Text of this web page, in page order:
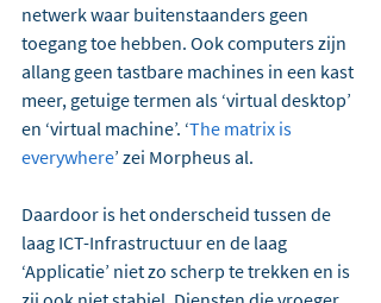
netwerk waar buitenstaanders geen
toegang toe hebben. Ook computers zijn
allang geen tastbare machines in een kast
meer, getuige termen als ‘virtual desktop’
en ‘virtual machine’. ‘The matrix is
everywhere’ zei Morpheus al.
Daardoor is het onderscheid tussen de
laag ICT-Infrastructuur en de laag
‘Applicatie’ niet zo scherp te trekken en is